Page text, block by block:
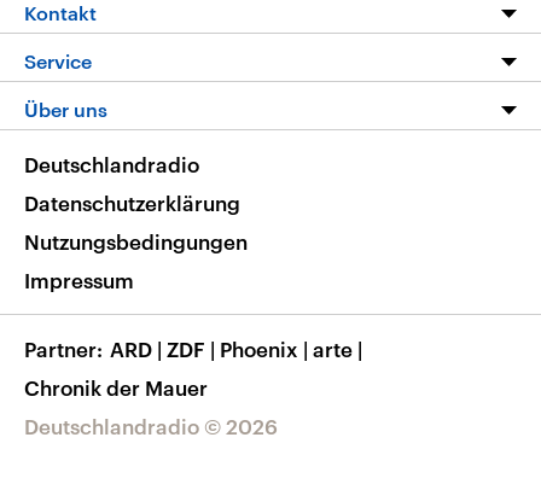
Die Nachrichten
Nachrichtenleicht
Neue Beiträge auf dlf.de
Livestream
Podcasts
Deutschlandfunk App
Nachrichten App
Frequenzen
Kontakt
Hörerservice
Service
FAQ
Veranstaltungen
Musikliste
RSS
Über uns
Barrierefreiheit
Deutschlandradio © 2026
Deutschlandradio
Datenschutzerklärung
Nutzungsbedingungen
Impressum
Partner ARD | ZDF | Phoenix | arte |
Chronik der Mauer